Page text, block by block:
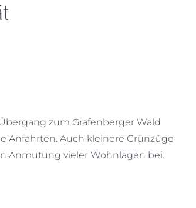
zum Grafenberger Wald
Anfahrten. Auch kleinere Grünzüge
Anmutung vieler Wohnlagen bei.